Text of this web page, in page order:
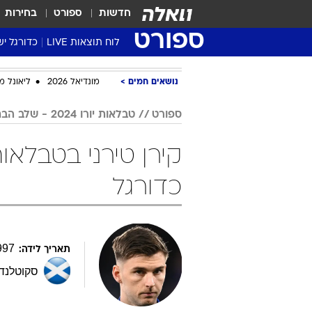
חדשות ספורט בחירות
ספורט לוח תוצאות LIVE כדורגל
ליגת העל Winner
גביע
שגרירים
נושאים חמים מונדיאל 2026 ליאונל
ספורט טבלאות יורו 2024 - שלב הבתים
כדורגל
תאריך לידה: